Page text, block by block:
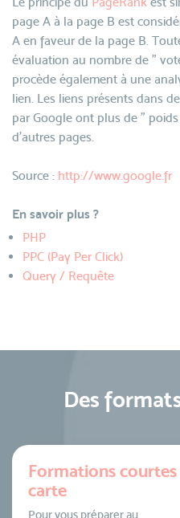
page A à la page B est
A en faveur de la page B.
évaluation au nombre de "
procède également à une
lien. Les liens présents dans
par Google ont plus de "
d'autres pages.
Source : http://www.google.fr
En savoir plus ?
PHP
PPC (Pay Per Click)
Query / Requête
Des
Formations courtes
carte
Pour vous préparer au